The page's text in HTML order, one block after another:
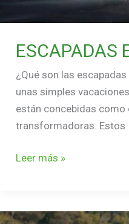
ESCAPADAS
¿Qué son las
unas simples
están concebidas como
transformadoras. Estos
Leer más »
ESCAPADAS